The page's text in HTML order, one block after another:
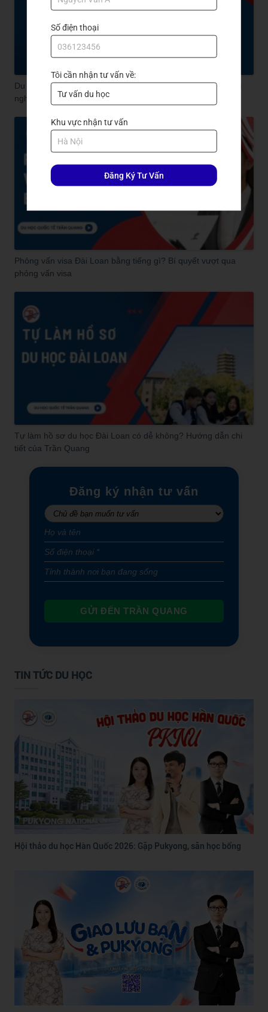
Du học tiếng Hàn ngắn hạn tại Hàn Quốc - Học nhanh - Trải
nghiệm thật!
Phỏng vấn visa Đài Loan bằng tiếng gì? Bí quyết vượt qua
phỏng vấn visa
Tự làm hồ sơ du học Đài Loan có dễ không? Hướng dẫn chi
tiết của Trần Quang
Đăng ký nhận tư vấn
GỬI ĐẾN TRẦN QUANG
TIN TỨC DU HỌC
Hội thảo du học Hàn Quốc 2026: Gặp Pukyong, săn học bổng
Số điện thoại
Tôi cần nhận tư vấn về:
Khu vực nhận tư vấn
Đăng Ký Tư Vấn